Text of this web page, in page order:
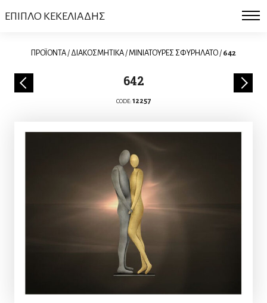
ΕΠΙΠΛΟ ΚΕΚΕΛΙΑΔΗΣ
ΠΡΟΪΟΝΤΑ / ΔΙΑΚΟΣΜΗΤΙΚΑ /ΜΙΝΙΑΤΟΥΡΕΣ ΣΦΥΡΗΛΑΤΟ / 642
642
CODE:12257